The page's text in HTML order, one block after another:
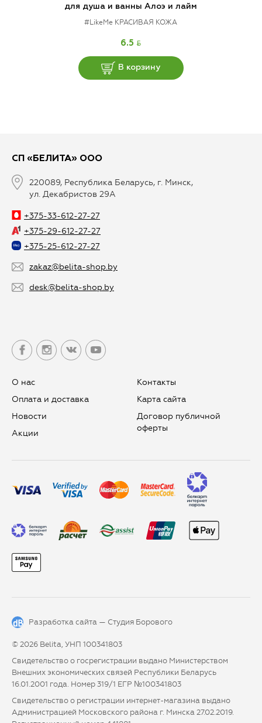
для душа и ванны Алоэ и лайм
#LikeMe КРАСИВАЯ КОЖА
6.5 BYN
В корзину
СП «БЕЛИТА» ООО
220089, Республика Беларусь, г. Минск,
ул. Декабристов 29А
+375-33-612-27-27
+375-29-612-27-27
+375-25-612-27-27
zakaz@belita-shop.by
desk@belita-shop.by
О нас
Оплата и доставка
Новости
Aкции
Контакты
Карта сайта
Договор публичной
оферты
Разработка сайта — Студия Борового
© 2026 Belita, УНП 100341803
Свидетельство о госрегистрации выдано Министерством
Внешних экономических связей Республики Беларусь
16.01.2001 года. Номер 319/1 ЕГР №100341803
Свидетельство о регистрации интернет-магазина выдано
Администрацией Московского района г. Минска 27.02.2019.